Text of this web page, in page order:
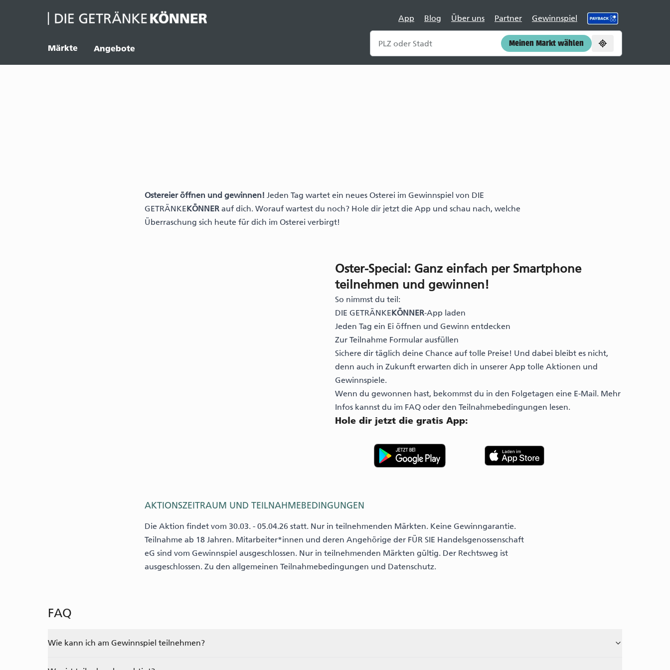
Märkte Angebote
App Blog Über uns Partner Gewinnspiel
Meinen Markt wählen
Ostereier öffnen und gewinnen! Jeden Tag wartet ein neues Osterei im Gewinnspiel von DIE
GETRÄNKEKÖNNERauf dich. Worauf wartest du noch? Hole dir jetzt die App und schau nach, welche
Überraschung sich heute für dich im Osterei verbirgt!
Oster-Special: Ganz einfach per Smartphone
teilnehmen und gewinnen!
So nimmst du teil:
DIE GETRÄNKEKÖNNER-App laden
Jeden Tag ein Ei öffnen und Gewinn entdecken
Zur Teilnahme Formular ausfüllen
Sichere dir täglich deine Chance auf tolle Preise! Und dabei bleibt es nicht,
denn auch in Zukunft erwarten dich in unserer App tolle Aktionen und
Gewinnspiele.
Wenn du gewonnen hast, bekommst du in den Folgetagen eine E-Mail. Mehr
Infos kannst du im FAQ oder den Teilnahmebedingungen lesen.
Hole dir jetzt die gratis App:
AKTIONSZEITRAUM UND TEILNAHMEBEDINGUNGEN
Die Aktion findet vom 30.03. - 05.04.26 statt. Nur in teilnehmenden Märkten. Keine Gewinngarantie.
Teilnahme ab 18 Jahren. Mitarbeiter*innen und deren Angehörige der FÜR SIE Handelsgenossenschaft
eG sind vom Gewinnspiel ausgeschlossen. Nur in teilnehmenden Märkten gültig. Der Rechtsweg ist
ausgeschlossen. Zu den allgemeinen Teilnahmebedingungen und Datenschutz.
FAQ
Wie kann ich am Gewinnspiel teilnehmen?